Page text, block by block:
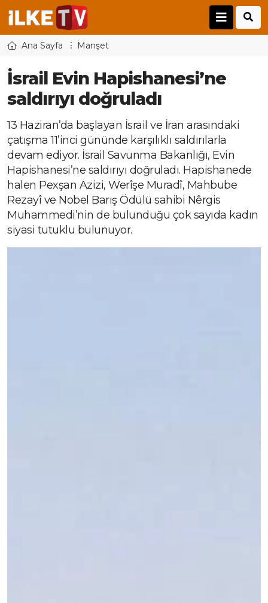
Ana Sayfa Manşet
İsrail Evin Hapishanesi’ne
saldırıyı doğruladı
13 Haziran’da başlayan İsrail ve İran arasındaki
çatışma 11’inci gününde karşılıklı saldırılarla
devam ediyor. İsrail Savunma Bakanlığı, Evin
Hapishanesi’ne saldırıyı doğruladı. Hapishanede
halen Pexşan Azizi, Werîşe Muradî, Mahbube
Rezayî ve Nobel Barış Ödülü sahibi Nêrgis
Muhammedi’nin de bulunduğu çok sayıda kadın
siyasi tutuklu bulunuyor.